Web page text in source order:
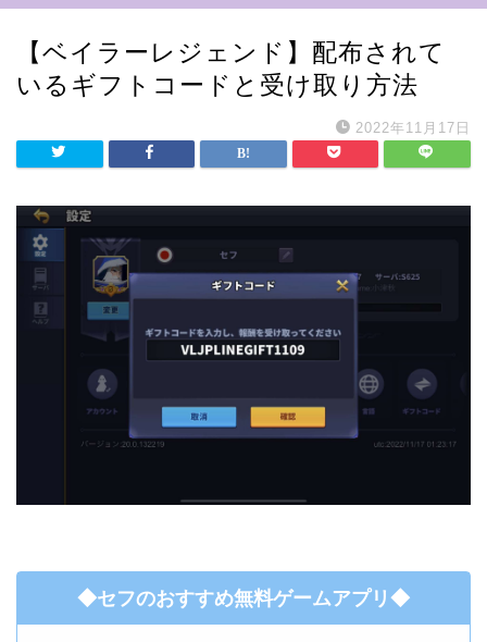
【ベイラーレジェンド】配布されて
いるギフトコードと受け取り方法
2022年11月17日
◆セフのおすすめ無料ゲームアプリ◆